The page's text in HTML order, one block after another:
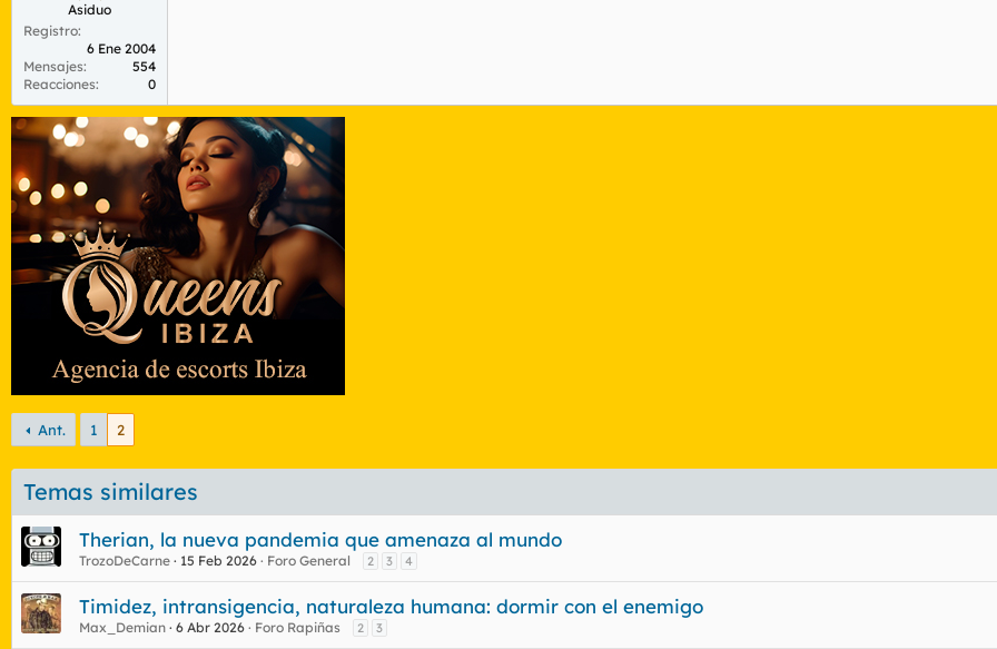
Asiduo
Registro
6 Ene 2004
Mensajes
554
Reacciones
0
Ant. 1 2
Temas similares
Therian, la nueva pandemia que amenaza al mundo
TrozoDeCarne 15 Feb 2026 Foro General 2 3 4
Timidez, intransigencia, naturaleza humana: dormir con el enemigo
Max_Demian 6 Abr 2026 Foro Rapiñas 2 3